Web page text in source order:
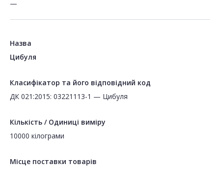
—
Назва
Цибуля
Класифікатор та його відповідний код
ДК 021:2015: 03221113-1 — Цибуля
Кількість / Одиниці виміру
10000 кілограми
Місце поставки товарів